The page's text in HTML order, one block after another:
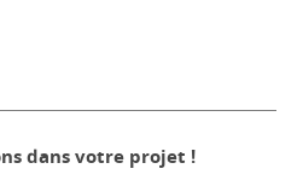
dans votre projet !